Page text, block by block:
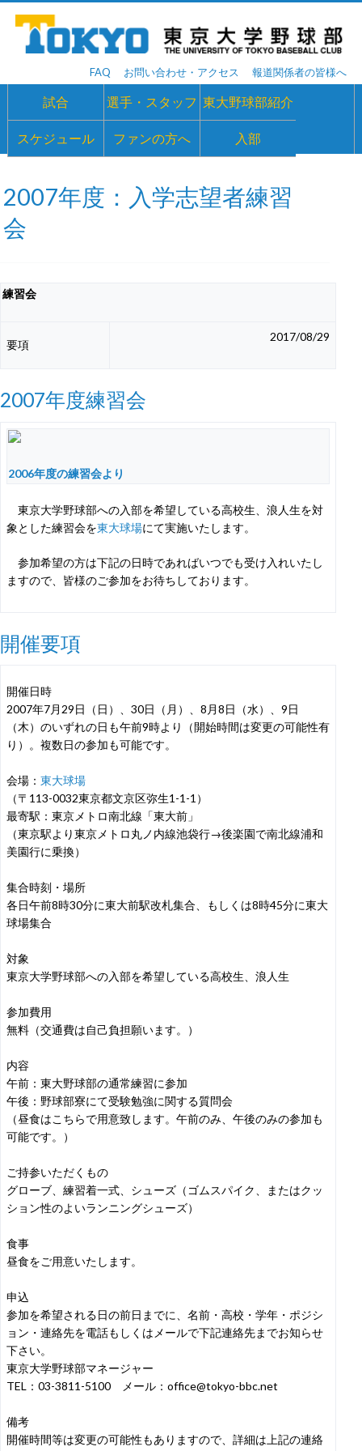
FAQ お問い合わせ・アクセス 報道関係者の皆様へ
試合 選手・スタッフ 東大野球部紹介
スケジュール ファンの方へ 入部
2007年度：入学志望者練習
会
練習会
要項
2017/08/29
2007年度練習会
2006年度の練習会より
東京大学野球部への入部を希望している高校生、浪人生を対
象とした練習会を東大球場にて実施いたします。
参加希望の方は下記の日時であればいつでも受け入れいたし
ますので、皆様のご参加をお待ちしております。
開催要項
開催日時
2007年7月29日（日）、30日（月）、8月8日（水）、9日
（木）のいずれの日も午前9時より（開始時間は変更の可能性有
り）。複数日の参加も可能です。
会場： 東大球場
（〒113-0032東京都文京区弥生1-1-1）
最寄駅：東京メトロ南北線「東大前」
（東京駅より東京メトロ丸ノ内線池袋行→後楽園で南北線浦和
美園行に乗換）
集合時刻・場所
各日午前8時30分に東大前駅改札集合、もしくは8時45分に東大
球場集合
対象
東京大学野球部への入部を希望している高校生、浪人生
参加費用
無料（交通費は自己負担願います。）
内容
午前：東大野球部の通常練習に参加
午後：野球部寮にて受験勉強に関する質問会
（昼食はこちらで用意致します。午前のみ、午後のみの参加も
可能です。）
ご持参いただくもの
グローブ、練習着一式、シューズ（ゴムスパイク、またはクッ
ション性のよいランニングシューズ）
食事
昼食をご用意いたします。
申込
参加を希望される日の前日までに、名前・高校・学年・ポジシ
ョン・連絡先を電話もしくはメールで下記連絡先までお知らせ
下さい。
東京大学野球部マネージャー
TEL：03-3811-5100 メール：office@tokyo-bbc.net
備考
開催時間等は変更の可能性もありますので、詳細は上記の連絡